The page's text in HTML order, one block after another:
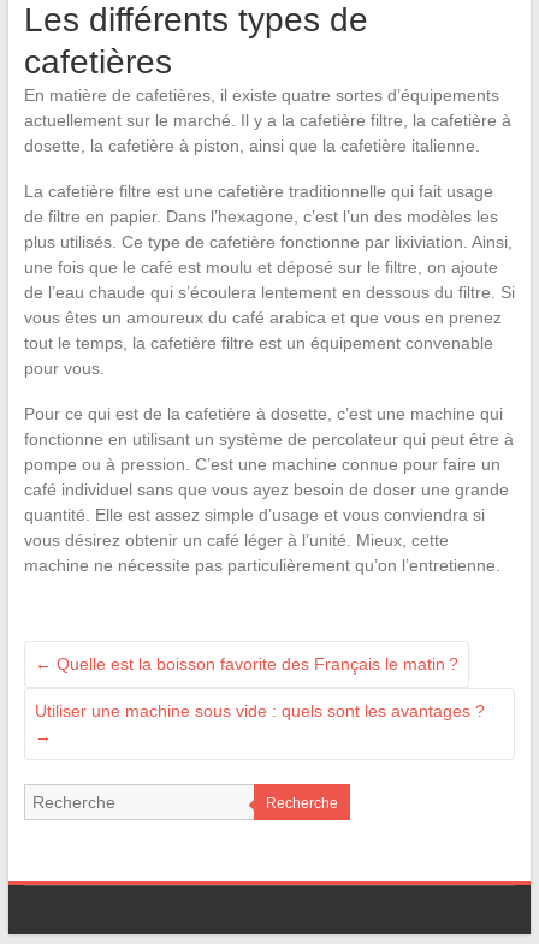
Les différents types de
cafetières
En matière de cafetières, il existe quatre sortes d’équipements
actuellement sur le marché. Il y a la cafetière filtre, la cafetière à
dosette, la cafetière à piston, ainsi que la cafetière italienne.
La cafetière filtre est une cafetière traditionnelle qui fait usage
de filtre en papier. Dans l’hexagone, c’est l’un des modèles les
plus utilisés. Ce type de cafetière fonctionne par lixiviation. Ainsi,
une fois que le café est moulu et déposé sur le filtre, on ajoute
de l’eau chaude qui s’écoulera lentement en dessous du filtre. Si
vous êtes un amoureux du café arabica et que vous en prenez
tout le temps, la cafetière filtre est un équipement convenable
pour vous.
Pour ce qui est de la cafetière à dosette, c’est une machine qui
fonctionne en utilisant un système de percolateur qui peut être à
pompe ou à pression. C’est une machine connue pour faire un
café individuel sans que vous ayez besoin de doser une grande
quantité. Elle est assez simple d’usage et vous conviendra si
vous désirez obtenir un café léger à l’unité. Mieux, cette
machine ne nécessite pas particulièrement qu’on l’entretienne.
← Quelle est la boisson favorite des Français le matin ?
Utiliser une machine sous vide : quels sont les avantages ?
→
Recherche